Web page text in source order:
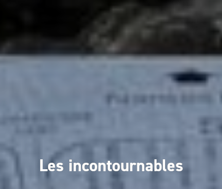
Les incontournables